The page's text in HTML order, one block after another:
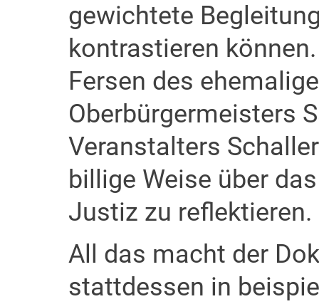
gewichtete
kontrastieren
Fersen des
Oberbürgermeisters
Veranstalters
billige Weise über
Justiz zu reflektieren.
All das macht der
stattdessen in